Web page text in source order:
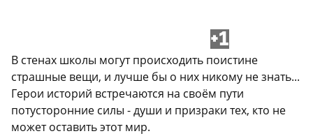
+1
В стенах школы могут происходить поистине
страшные вещи, и лучше бы о них никому не знать...
Герои историй встречаются на своём пути
потусторонние силы - души и призраки тех, кто не
может оставить этот мир.